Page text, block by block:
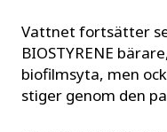
Vattnet fortsätter
BIOSTYRENE
biofilmsyta, men
stiger genom den